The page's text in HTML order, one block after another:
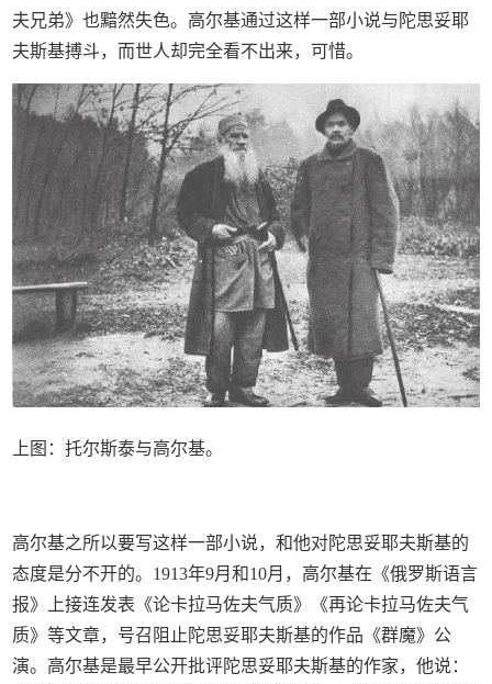
夫兄弟》也黯然失色。高尔基通过这样一部小说与陀思妥耶
夫斯基搏斗，而世人却完全看不出来，可惜。
上图：托尔斯泰与高尔基。
高尔基之所以要写这样一部小说，和他对陀思妥耶夫斯基的
态度是分不开的。1913年9月和10月，高尔基在《俄罗斯语言
报》上接连发表《论卡拉马佐夫气质》《再论卡拉马佐夫气
质》等文章，号召阻止陀思妥耶夫斯基的作品《群魔》公
演。高尔基是最早公开批评陀思妥耶夫斯基的作家，他说：